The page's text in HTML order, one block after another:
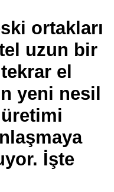
ortakları
uzun bir
el
yeni nesil
İşte